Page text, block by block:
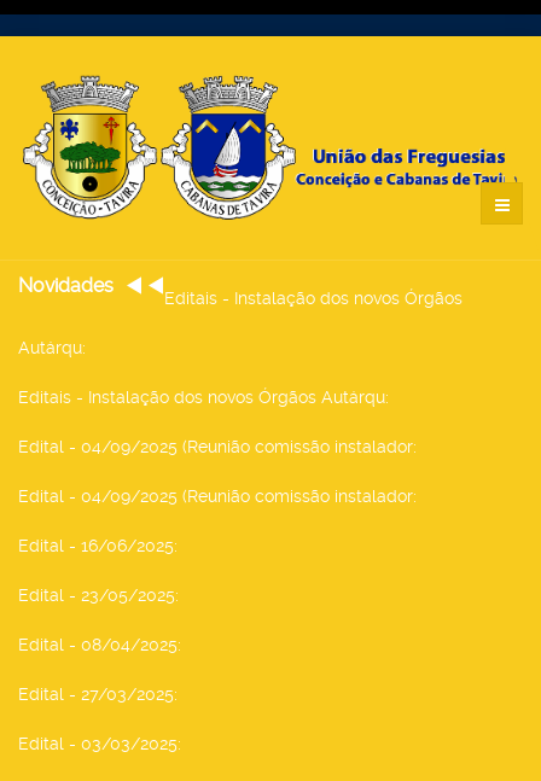
Novidades
Editais - Instalação dos novos Órgãos
Autárqu:
Editais - Instalação dos novos Órgãos Autárqu:
Edital - 04/09/2025 (Reunião comissão instalador:
Edital - 04/09/2025 (Reunião comissão instalador:
Edital - 16/06/2025:
Edital - 23/05/2025:
Edital - 08/04/2025:
Edital - 27/03/2025:
Edital - 03/03/2025: